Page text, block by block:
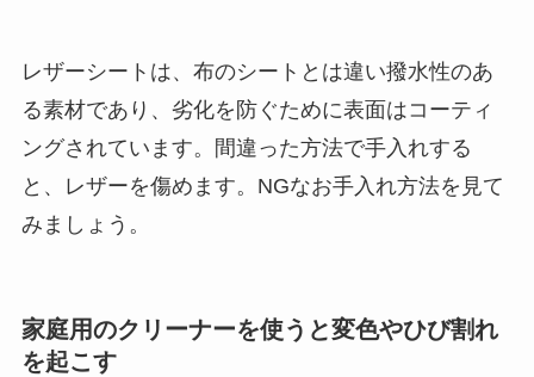
レザーシートは、布のシートとは違い撥水性のあ
る素材であり、劣化を防ぐために表面はコーティ
ングされています。間違った方法で手入れする
と、レザーを傷めます。NGなお手入れ方法を見て
みましょう。
家庭用のクリーナーを使うと変色やひび割れ
を起こす